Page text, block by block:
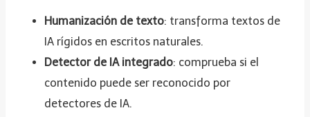
Humanización de texto: transforma textos de
IA rígidos en escritos naturales.
Detector de IA integrado: comprueba si el
contenido puede ser reconocido por
detectores de IA.